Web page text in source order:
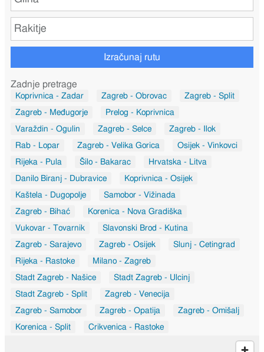
Izračunaj rutu
Zadnje pretrage
Koprivnica - Zadar Zagreb - Obrovac
Zagreb - Split
Zagreb - Međugorje
Prelog - Koprivnica
Varaždin - Ogulin
Zagreb - Selce
Zagreb - Ilok
Rab - Lopar
Zagreb - Velika Gorica
Osijek - Vinkovci
Rijeka - Pula
Šilo - Bakarac
Hrvatska - Litva
Danilo Biranj - Dubravice
Koprivnica - Osijek
Kaštela - Dugopolje
Samobor - Vižinada
Zagreb - Bihać
Korenica - Nova Gradiška
Vukovar - Tovarnik
Slavonski Brod - Kutina
Zagreb - Sarajevo
Zagreb - Osijek
Slunj - Cetingrad
Rijeka - Rastoke
Milano - Zagreb
Stadt Zagreb - Našice
Stadt Zagreb - Ulcinj
Stadt Zagreb - Split
Zagreb - Venecija
Zagreb - Samobor
Zagreb - Opatija
Zagreb - Omišalj
Korenica - Split
Crikvenica - Rastoke